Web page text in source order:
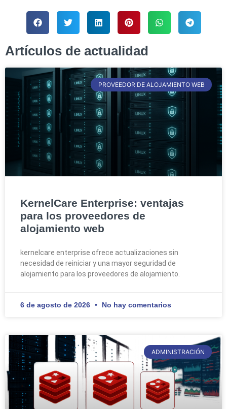
Artículos de actualidad
PROVEEDOR DE ALOJAMIENTO WEB
KernelCare Enterprise: ventajas
para los proveedores de
alojamiento web
kernelcare enterprise ofrece actualizaciones sin
necesidad de reiniciar y una mayor seguridad de
alojamiento para los proveedores de alojamiento.
6 de agosto de 2026 No hay comentarios
ADMINISTRACIÓN